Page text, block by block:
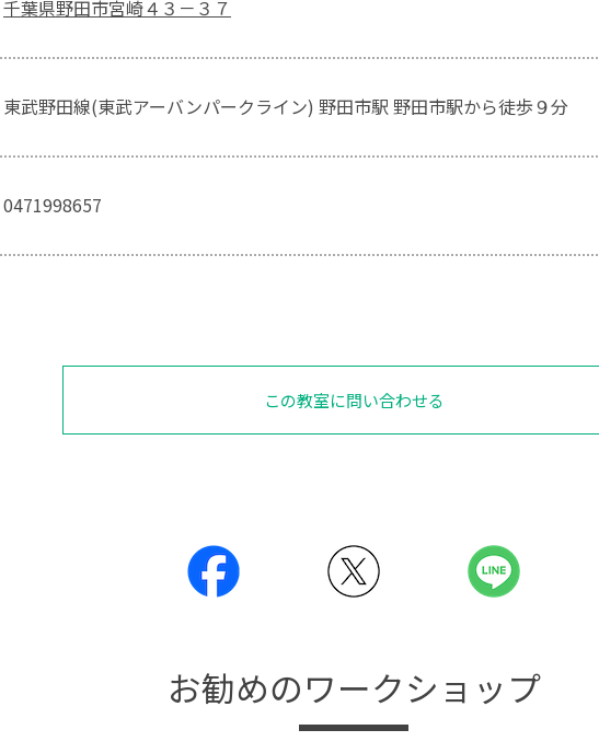
千葉県野田市宮崎４３－３７
東武野田線(東武アーバンパークライン) 野田市駅 野田市駅から徒歩９分
0471998657
この教室に問い合わせる
お勧めのワークショップ